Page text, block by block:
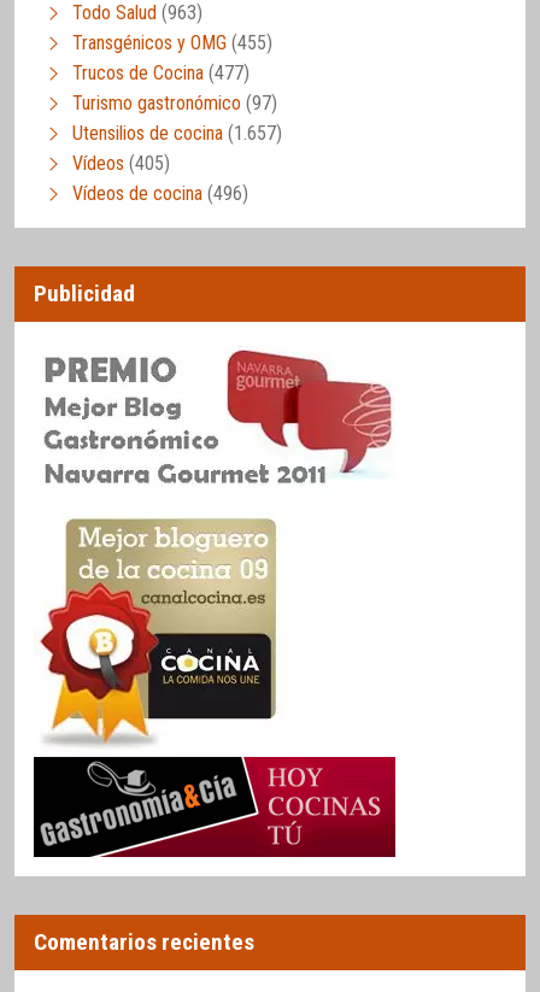
Todo Salud (963)
Transgénicos y OMG (455)
Trucos de Cocina (477)
Turismo gastronómico (97)
Utensilios de cocina (1.657)
Vídeos (405)
Vídeos de cocina (496)
Publicidad
Comentarios recientes